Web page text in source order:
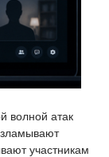
волной атак
участникам